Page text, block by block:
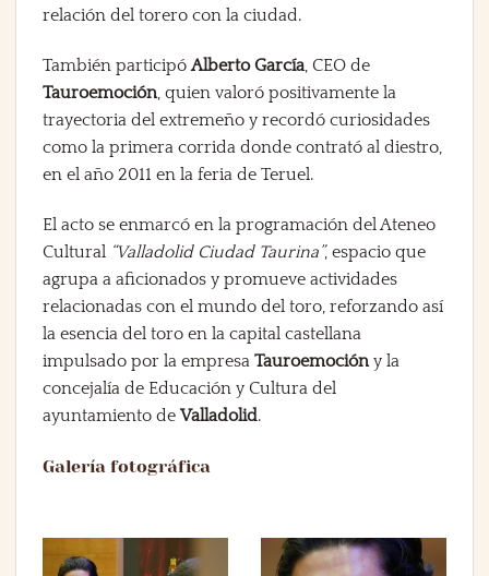
relación del torero con la ciudad.
También participóAlberto García, CEO de
Tauroemoción, quien valoró positivamente la
trayectoria del extremeño y recordó curiosidades
como la primera corrida donde contrató al diestro,
en el año 2011 en la feria de Teruel.
El acto se enmarcó en la programación del Ateneo
Cultural “Valladolid Ciudad Taurina”, espacio que
agrupa a aficionados y promueve actividades
relacionadas con el mundo del toro, reforzando así
la esencia del toro en la capital castellana
impulsado por la empresa Tauroemocióny la
concejalía de Educación y Cultura del
ayuntamiento deValladolid.
Galería fotográfica